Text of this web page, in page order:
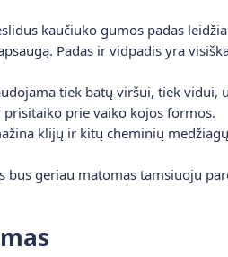
kaučiuko gumos padas
Padas ir vidpadis yra
tiek batų viršui, tiek vidui,
prie vaiko kojos formos.
klijų ir kitų cheminių
bus geriau matomas tamsiuoju